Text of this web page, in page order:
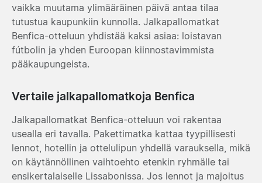
vaikka muutama ylimääräinen päivä antaa tilaa
tutustua kaupunkiin kunnolla. Jalkapallomatkat
Benfica-otteluun yhdistää kaksi asiaa: loistavan
fútbolin ja yhden Euroopan kiinnostavimmista
pääkaupungeista.
Vertaile jalkapallomatkoja Benfica
Jalkapallomatkat Benfica-otteluun voi rakentaa
usealla eri tavalla. Pakettimatka kattaa tyypillisesti
lennot, hotellin ja ottelulipun yhdellä varauksella, mikä
on käytännöllinen vaihtoehto etenkin ryhmälle tai
ensikertalaiselle Lissabonissa. Jos lennot ja majoitus